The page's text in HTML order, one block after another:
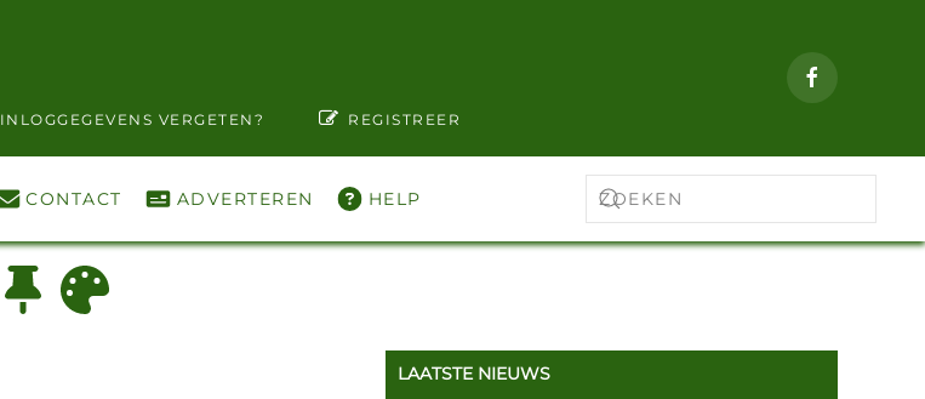
INLOGGEGEVENS VERGETEN? REGISTREER
CONTACT ADVERTEREN HELP
LAATSTE NIEUWS